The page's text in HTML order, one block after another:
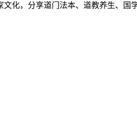
化，分享道门法本、道教养生、国